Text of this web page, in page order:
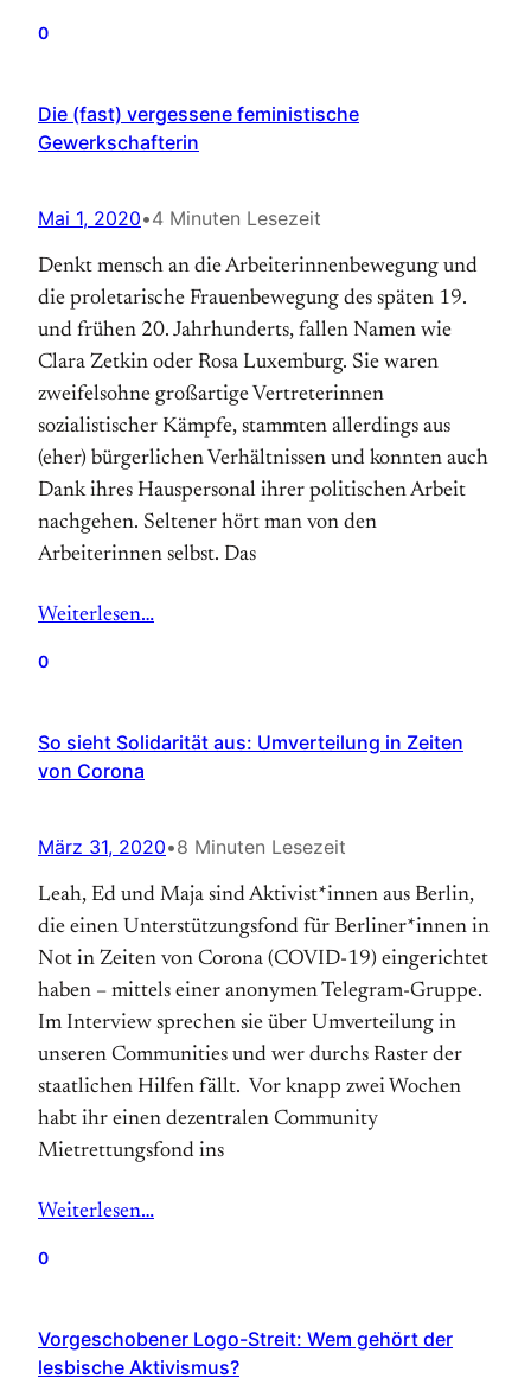
0
Die (fast) vergessene feministische
Gewerkschafterin
Mai 1, 2020•4 Minuten Lesezeit
Denkt mensch an die Arbeiterinnenbewegung und
die proletarische Frauenbewegung des späten 19.
und frühen 20. Jahrhunderts, fallen Namen wie
Clara Zetkin oder Rosa Luxemburg. Sie waren
zweifelsohne großartige Vertreterinnen
sozialistischer Kämpfe, stammten allerdings aus
(eher) bürgerlichen Verhältnissen und konnten auch
Dank ihres Hauspersonal ihrer politischen Arbeit
nachgehen. Seltener hört man von den
Arbeiterinnen selbst. Das
Weiterlesen…
0
So sieht Solidarität aus: Umverteilung in Zeiten
von Corona
März 31, 2020•8 Minuten Lesezeit
Leah, Ed und Maja sind Aktivist*innen aus Berlin,
die einen Unterstützungsfond für Berliner*innen in
Not in Zeiten von Corona (COVID-19) eingerichtet
haben – mittels einer anonymen Telegram-Gruppe.
Im Interview sprechen sie über Umverteilung in
unseren Communities und wer durchs Raster der
staatlichen Hilfen fällt. Vor knapp zwei Wochen
habt ihr einen dezentralen Community
Mietrettungsfond ins
Weiterlesen…
0
Vorgeschobener Logo-Streit: Wem gehört der
lesbische Aktivismus?